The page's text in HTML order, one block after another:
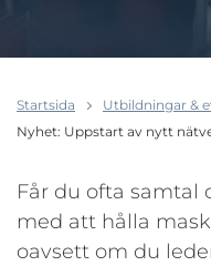
Startsida
Utbildningar &
Nyhet: Uppstart av nytt
Får du ofta samtal
med att hålla
oavsett om du